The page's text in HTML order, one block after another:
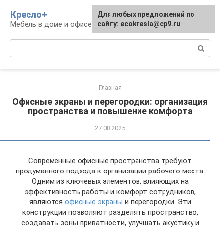
контенту
Кресло+
Мебель в доме и офисе
Главная
Офисные экраны и перегородки: организация
пространства и повышение комфорта
27.08.2025
Современные офисные пространства требуют
продуманного подхода к организации рабочего места.
Одним из ключевых элементов, влияющих на
эффективность работы и комфорт сотрудников,
являются офисные экраны и перегородки. Эти
конструкции позволяют разделять пространство,
создавать зоны приватности, улучшать акустику и
Для любых предложений по
сайту: ecokresla@cp9.ru